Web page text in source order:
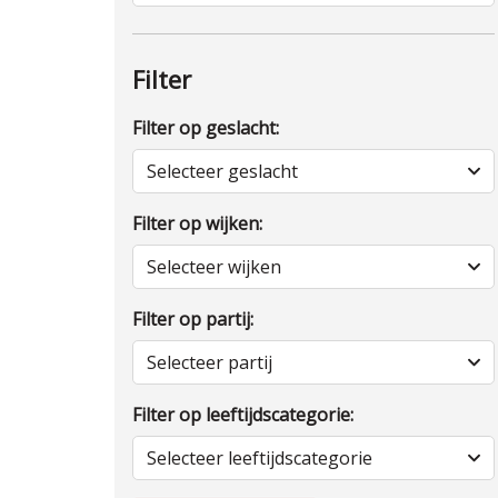
Filter
Filter op geslacht:
Selecteer geslacht
Filter op wijken:
Selecteer wijken
Filter op partij:
Selecteer partij
Filter op leeftijdscategorie:
Selecteer leeftijdscategorie